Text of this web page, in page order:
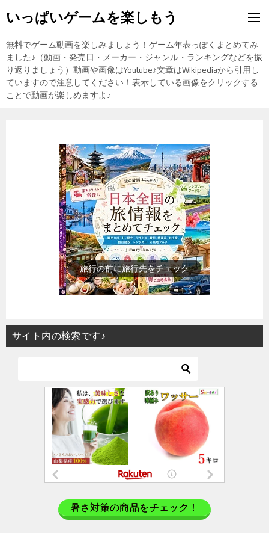
いっぱいゲームを楽しもう
無料でゲーム動画を楽しみましょう！ゲーム年表っぽくまとめてみ
ました♪（動画・発売日・メーカー・ジャンル・ランキングなどを振
り返りましょう）動画や画像はYoutube♪文章はWikipediaから引用し
ていますので注意してください！表示している画像をクリックする
ことで動画が楽しめますよ♪
歴史上の人物を動画で勉強
サイト内の検索です♪
暑さ対策の商品をチェック！